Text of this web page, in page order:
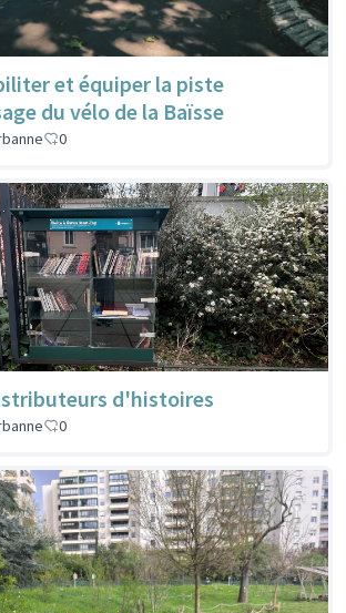
et équiper la piste
du vélo de la Baïsse
0
d'histoires
0